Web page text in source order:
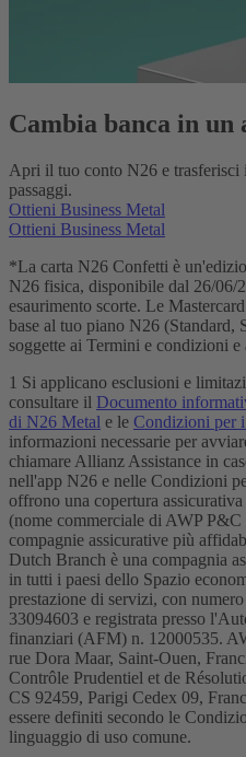
Cambia banca in un
Apri il tuo conto N26 e
passaggi.
Ottieni Business Metal
Ottieni Business Metal
*La carta N26 Confetti è
N26 fisica, disponibile dal 26/06/
esaurimento scorte. Le
base al tuo piano N26 (Standard,
soggette ai Termini e condizioni
1 Si applicano esclusioni e
consultare il Documento
di N26 Metal e le Condizioni per
informazioni necessarie per
chiamare Allianz Assistance in
nell'app N26 e nelle Condizioni
offrono una copertura
(nome commerciale di AWP
compagnie assicurative più
Dutch Branch è una compagnia
in tutti i paesi dello Spazio
prestazione di servizi, con
33094603 e registrata presso
finanziari (AFM) n. 12000535.
rue Dora Maar, Saint-Ouen,
Contrôle Prudentiel et de
CS 92459, Parigi Cedex 09,
essere definiti secondo le
linguaggio di uso comune.